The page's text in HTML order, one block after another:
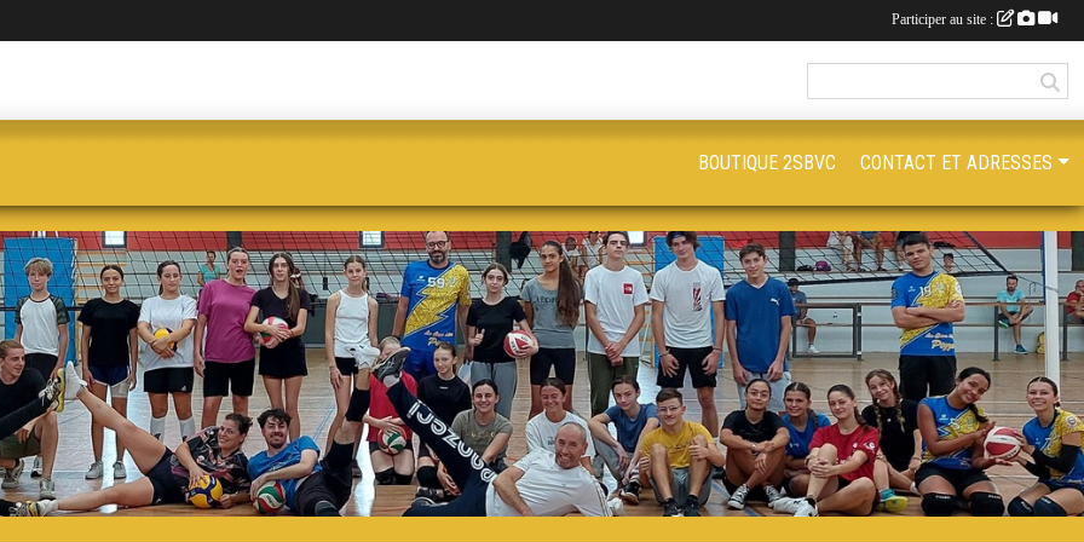
BOUTIQUE 2SBVC CONTACT ET ADRESSES
Participer au site :